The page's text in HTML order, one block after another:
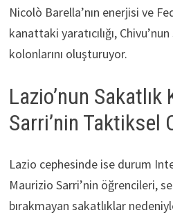
Nicolò Barella’nın enerjisi ve
kanattaki yaratıcılığı,
kolonlarını oluşturuyor.
Lazio’nun Sakatlık
Sarri’nin Taktiksel
Lazio cephesinde ise durum
Maurizio Sarri’nin öğrencileri,
bırakmayan sakatlıklar